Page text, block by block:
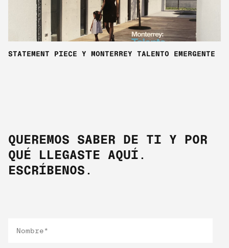
STATEMENT PIECE Y MONTERREY TALENTO EMERGENTE
QUEREMOS SABER DE TI Y POR
QUÉ LLEGASTE AQUÍ.
ESCRÍBENOS.